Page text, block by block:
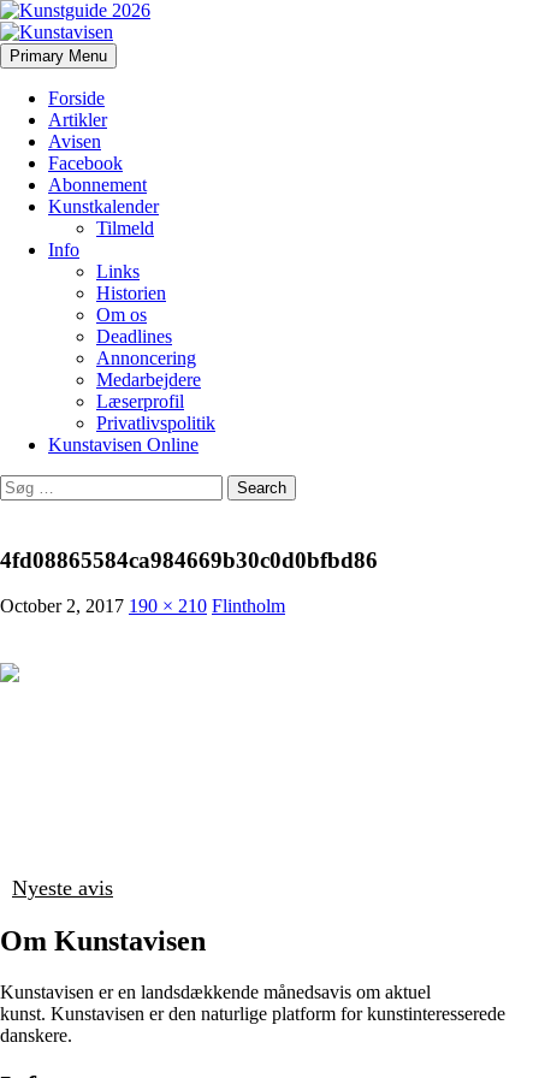
Kunstavisen
Search
Primary Menu Skip
to
Forside
Artikler
Avisen
Facebook
Abonnement
Kunstkalender
Tilmeld
Info
Links
Historien
Om os
Deadlines
Annoncering
Medarbejdere
Læserprofil
Privatlivspolitik
Kunstavisen Online
Search
for:
4fd08865584ca984669b30c0d0bfbd86
October 2, 2017 190 × 210 Flintholm
Nyeste avis
Om Kunstavisen
Kunstavisen er en landsdækkende månedsavis om aktuel
kunst. Kunstavisen er den naturlige platform for kunstinteresserede
danskere.